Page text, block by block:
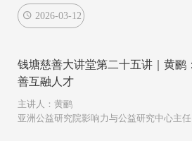
2026-03-12
钱塘慈善大讲堂第二十五讲｜黄鹂
善互融人才
主讲人：黄鹂
亚洲公益研究院影响力与公益研究中心主任